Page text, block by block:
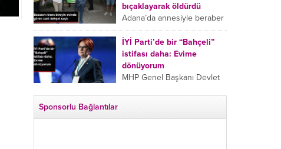
“Ben ölmek istemiyorum”
demesi ve yanında bulunan
10 yaşındaki kızının “Anne
lütfen...
bıçaklayarak öldürdü
Adana’da annesiyle beraber
takip ettiği babasının trans
bireyin evine girdiği gören
cani, babasını vücudunun
çeşitli yerlerinden
bıçaklayarak öldürdü.
İYİ Parti’de bir “Bahçeli”
istifası daha: Evime
dönüyorum
MHP Genel Başkanı Devlet
Sponsorlu Bağlantılar